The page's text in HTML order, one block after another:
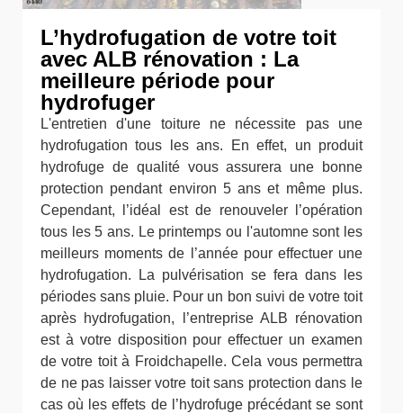
L’hydrofugation de votre toit
avec ALB rénovation : La
meilleure période pour
hydrofuger
L'entretien d'une toiture ne nécessite pas une
hydrofugation tous les ans. En effet, un produit
hydrofuge de qualité vous assurera une bonne
protection pendant environ 5 ans et même plus.
Cependant, l’idéal est de renouveler l’opération
tous les 5 ans. Le printemps ou l'automne sont les
meilleurs moments de l’année pour effectuer une
hydrofugation. La pulvérisation se fera dans les
périodes sans pluie. Pour un bon suivi de votre toit
après hydrofugation, l’entreprise ALB rénovation
est à votre disposition pour effectuer un examen
de votre toit à Froidchapelle. Cela vous permettra
de ne pas laisser votre toit sans protection dans le
cas où les effets de l’hydrofuge précédant se sont